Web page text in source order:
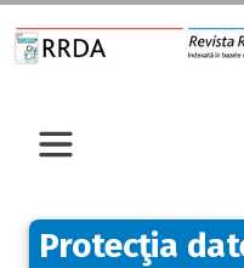
Protecţia